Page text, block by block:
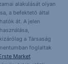
alakulását olyan
a befektető által
át. A jelen
a Társaság
foglaltak
Market